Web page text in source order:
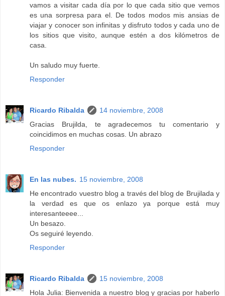
vamos a visitar cada día por lo que cada sitio que vemos
es una sorpresa para el. De todos modos mis ansias de
viajar y conocer son infinitas y disfruto todos y cada uno de
los sitios que visito, aunque estén a dos kilómetros de
casa.
Un saludo muy fuerte.
Responder
Ricardo Ribalda
14 noviembre, 2008
Gracias Brujilda, te agradecemos tu comentario y
coincidimos en muchas cosas. Un abrazo
Responder
En las nubes. 15 noviembre, 2008
He encontrado vuestro blog a través del blog de Brujilada y
la verdad es que os enlazo ya porque está muy
interesanteeee...
Un besazo.
Os seguiré leyendo.
Responder
Ricardo Ribalda
15 noviembre, 2008
Hola Julia: Bienvenida a nuestro blog y gracias por haberlo